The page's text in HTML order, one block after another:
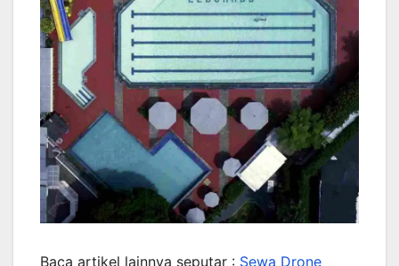
Baca artikel lainnya seputar : Sewa Drone